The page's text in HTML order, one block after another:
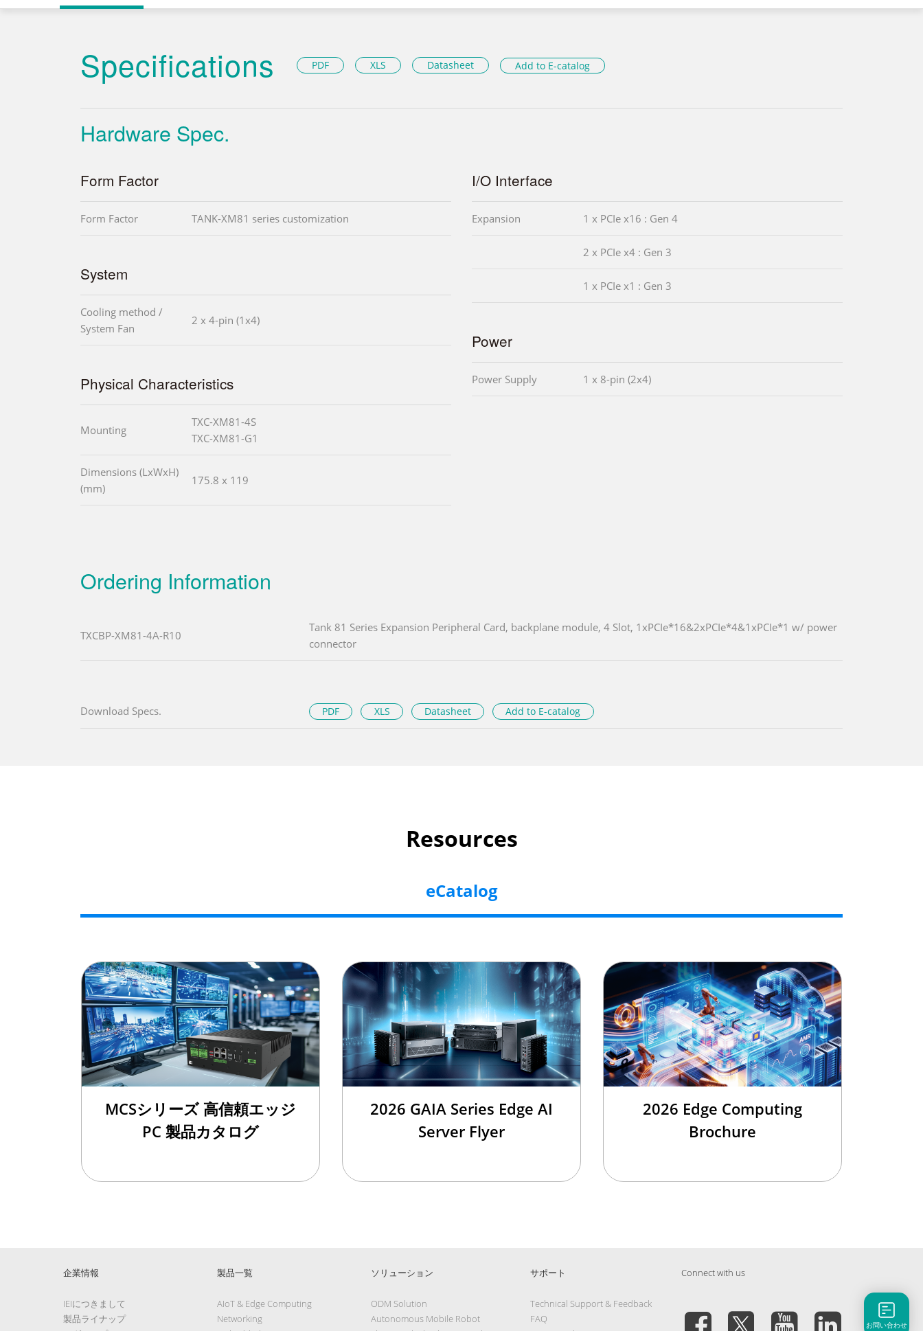
Specifications PDF XLS Datasheet Add to E-catalog
Hardware Spec.
Form Factor
Form Factor TANK-XM81 series customization
System
Cooling method /
System Fan
2 x 4-pin (1x4)
Physical Characteristics
Mounting
TXC-XM81-4S
TXC-XM81-G1
Dimensions (LxWxH)
(mm)
175.8 x 119
I/O Interface
Expansion 1 x PCIe x16 : Gen 4
2 x PCIe x4 : Gen 3
1 x PCIe x1 : Gen 3
Power
Power Supply 1 x 8-pin (2x4)
Ordering Information
TXCBP-XM81-4A-R10
Tank 81 Series Expansion Peripheral Card, backplane module, 4 Slot, 1xPCIe*16&2xPCIe*4&1xPCIe*1 w/ power
connector
Download Specs. PDF XLS Datasheet Add to E-catalog
Resources
eCatalog
MCSシリーズ 高信頼エッジ
PC 製品カタログ
2026 GAIA Series Edge AI
Server Flyer
2026 Edge Computing
Brochure
企業情報
IEIにつきまして
製品ライナップ
製品一覧
AIoT & Edge Computing
Networking
ソリューション
ODM Solution
Autonomous Mobile Robot
サポート
Technical Support & Feedback
FAQ
Connect with us
お問い合わせ